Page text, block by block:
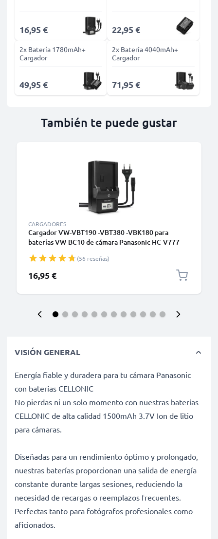
16,95 € 22,95 €
2x Batería 1780mAh+
Cargador
49,95 €
2x Batería 4040mAh+
Cargador
71,95 €
También te puede gustar
CARGADORES
Cargador VW-VBT190 -VBT380 -VBK180 para
baterías VW-BC10 de cámara Panasonic HC-V777
VXF990 HC-VX980 de CELLONIC
(56 reseñas)
16,95 €
VISIÓN GENERAL
Energía fiable y duradera para tu cámara Panasonic
con baterías CELLONIC
No pierdas ni un solo momento con nuestras baterías
CELLONIC de alta calidad 1500mAh 3.7V Ion de litio
para cámaras.
Diseñadas para un rendimiento óptimo y prolongado,
nuestras baterías proporcionan una salida de energía
constante durante largas sesiones, reduciendo la
necesidad de recargas o reemplazos frecuentes.
Perfectas tanto para fotógrafos profesionales como
aficionados.